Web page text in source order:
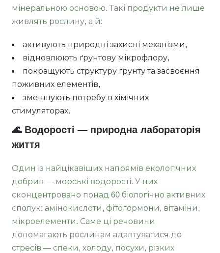
мінеральною основою. Такі продукти не лише
живлять рослину, а й:
активують природні захисні механізми,
відновлюють ґрунтову мікрофлору,
покращують структуру ґрунту та засвоєння
поживних елементів,
зменшують потребу в хімічних
стимуляторах.
🌊 Водорості — природна лабораторія
життя
Один із найцікавіших напрямів екологічних
добрив — морські водорості. У них
сконцентровано понад 60 біологічно активних
сполук: амінокислоти, фітогормони, вітаміни,
мікроелементи. Саме ці речовини
допомагають рослинам адаптуватися до
стресів — спеки, холоду, посухи, різких